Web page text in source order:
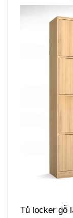
Tủ locker gỗ